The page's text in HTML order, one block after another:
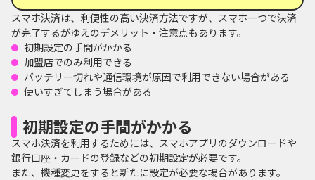
スマホ決済は、利便性の高い決済方法ですが、スマホ一つで決済
が完了するがゆえのデメリット・注意点もあります。
初期設定の手間がかかる
加盟店でのみ利用できる
バッテリー切れや通信環境が原因で利用できない場合がある
使いすぎてしまう場合がある
初期設定の手間がかかる
スマホ決済を利用するためには、スマホアプリのダウンロードや
銀行口座・カードの登録などの初期設定が必要です。
また、機種変更をすると新たに設定が必要な場合があります。